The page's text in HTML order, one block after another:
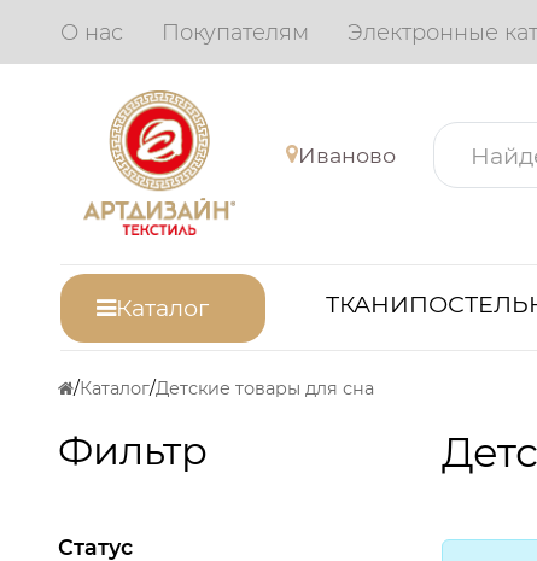
О нас Покупателям Электронные
Иваново
Каталог ТКАНИ
Каталог Детские товары для сна
Фильтр
Статус